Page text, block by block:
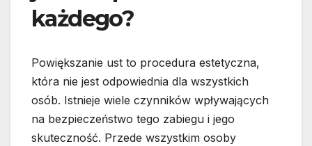
każdego?
Powiększanie ust to procedura estetyczna,
która nie jest odpowiednia dla wszystkich
osób. Istnieje wiele czynników wpływających
na bezpieczeństwo tego zabiegu i jego
skuteczność. Przede wszystkim osoby